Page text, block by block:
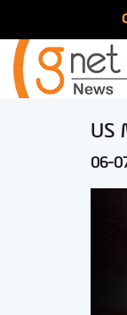
US
06-